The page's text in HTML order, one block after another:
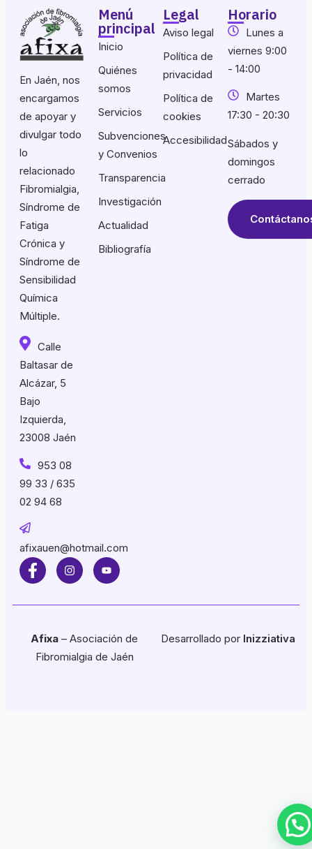
En Jaén, nos
encargamos
de apoyar y
divulgar todo
lo
relacionado
Fibromialgia,
Síndrome de
Fatiga
Crónica y
Síndrome de
Sensibilidad
Química
Múltiple.
Calle
Baltasar de
Alcázar, 5
Bajo
Izquierda,
23008 Jaén
953 08
99 33 / 635
02 94 68
afixauen@hotmail.com
Menú
principal
Inicio
Quiénes
somos
Servicios
Subvenciones
y Convenios
Transparencia
Investigación
Actualidad
Bibliografía
Legal
Aviso legal
Política de
privacidad
Política de
cookies
Accesibilidad
Horario
Lunes a
viernes 9:00
- 14:00
Martes
17:30 - 20:30
Sábados y
domingos
cerrado
Afixa – Asociación de
Fibromialgia de Jaén
Desarrollado por Inizziativa